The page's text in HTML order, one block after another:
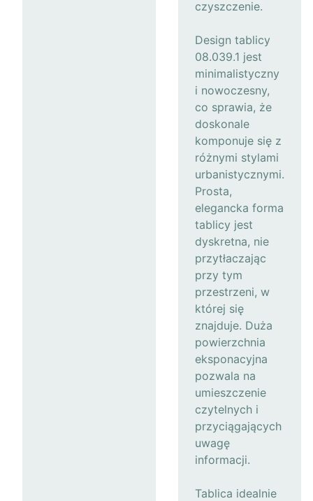
czyszczenie.
Design tablicy
08.039.1 jest
minimalistyczny
i nowoczesny,
co sprawia, że
doskonale
komponuje się z
różnymi stylami
urbanistycznymi.
Prosta,
elegancka forma
tablicy jest
dyskretna, nie
przytłaczając
przy tym
przestrzeni, w
której się
znajduje. Duża
powierzchnia
eksponacyjna
pozwala na
umieszczenie
czytelnych i
przyciągających
uwagę
informacji.
Tablica idealnie